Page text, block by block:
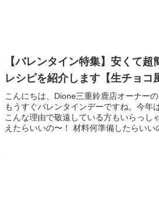
【バレンタイン特集】安くて
レシピを紹介します【生チョコ
こんにちは、Dione三重鈴鹿店オーナー
もうすぐバレンタインデーですね。今年
こんな理由で敬遠している方もいらっし
えたらいいの〜！ 材料何準備したらいい